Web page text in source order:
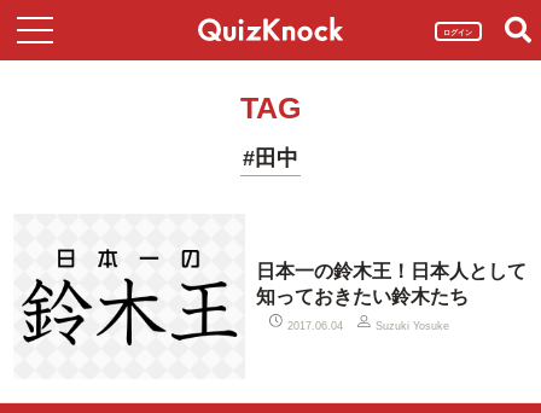
ログイン
TAG
#田中
日本一の鈴木王！日本人として
知っておきたい鈴木たち
2017.06.04 Suzuki Yosuke